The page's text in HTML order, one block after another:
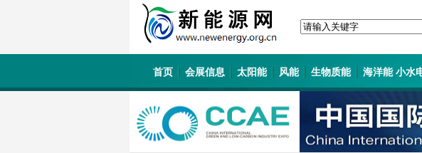
首页 会展信息 太阳能 风能 生物质能 海洋能 小水